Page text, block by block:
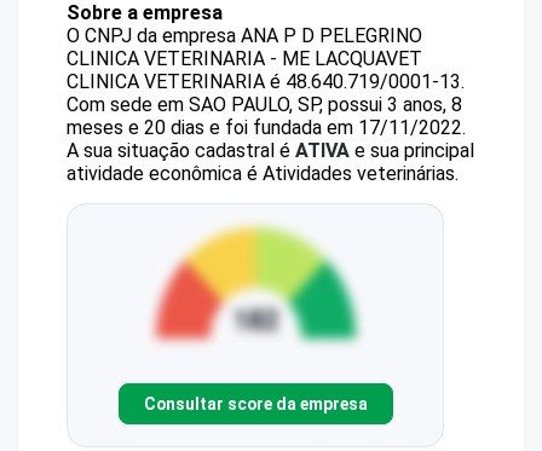
Sobre a empresa
O CNPJ da empresa ANA P D PELEGRINO
CLINICA VETERINARIA - ME LACQUAVET
CLINICA VETERINARIA é 48.640.719/0001-13.
Com sede em SAO PAULO, SP, possui 3 anos, 8
meses e 20 dias e foi fundada em 17/11/2022.
A sua situação cadastral é ATIVA e sua principal
atividade econômica é Atividades veterinárias.
Consultar score da empresa